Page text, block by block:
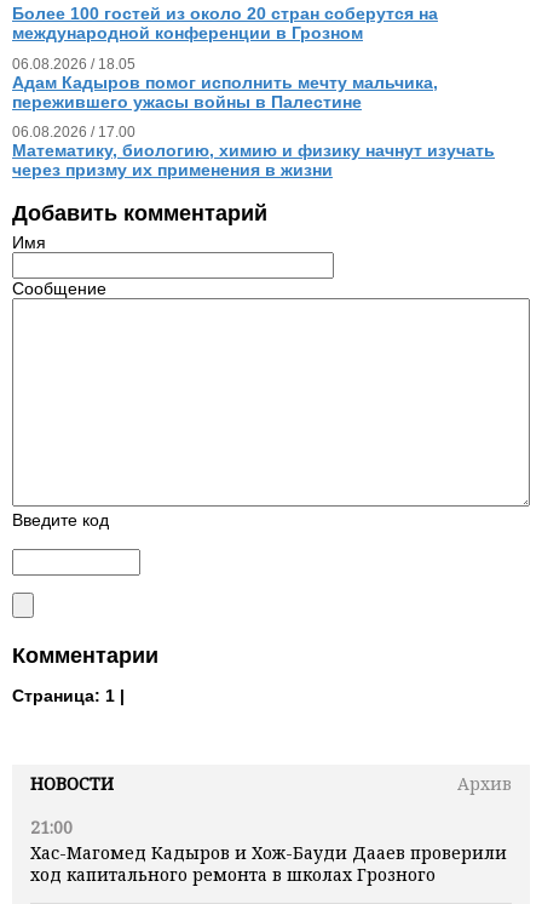
НОВОСТИ
Архив
21:00
Хас-Магомед Кадыров и Хож-Бауди Дааев проверили
ход капитального ремонта в школах Грозного
Более 100 гостей из около 20 стран соберутся на
международной конференции в Грозном
06.08.2026 / 18.05
Адам Кадыров помог исполнить мечту мальчика,
пережившего ужасы войны в Палестине
06.08.2026 / 17.00
Математику, биологию, химию и физику начнут изучать
через призму их применения в жизни
Добавить комментарий
Имя
Сообщение
Введите код
Комментарии
Страница: 1 |